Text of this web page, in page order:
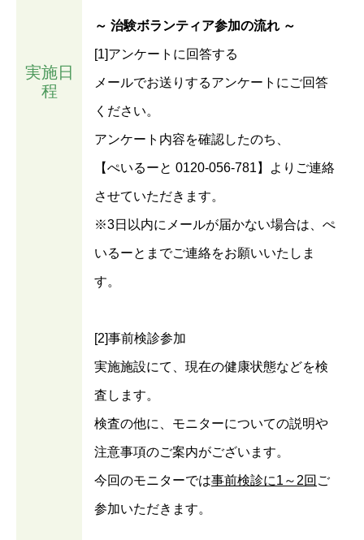
実施日
程
～ 治験ボランティア参加の流れ ～
[1]アンケートに回答する
メールでお送りするアンケートにご回答
ください。
アンケート内容を確認したのち、
【ぺいるーと 0120-056-781】よりご連絡
させていただきます。
※3日以内にメールが届かない場合は、ぺ
いるーとまでご連絡をお願いいたしま
す。
[2]事前検診参加
実施施設にて、現在の健康状態などを検
査します。
検査の他に、モニターについての説明や
注意事項のご案内がございます。
今回のモニターでは事前検診に1～2回 ご
参加いただきます。